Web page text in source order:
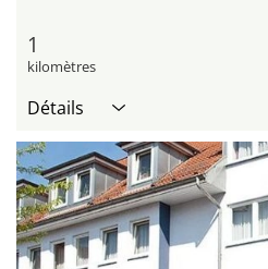
1
kilomètres
Détails